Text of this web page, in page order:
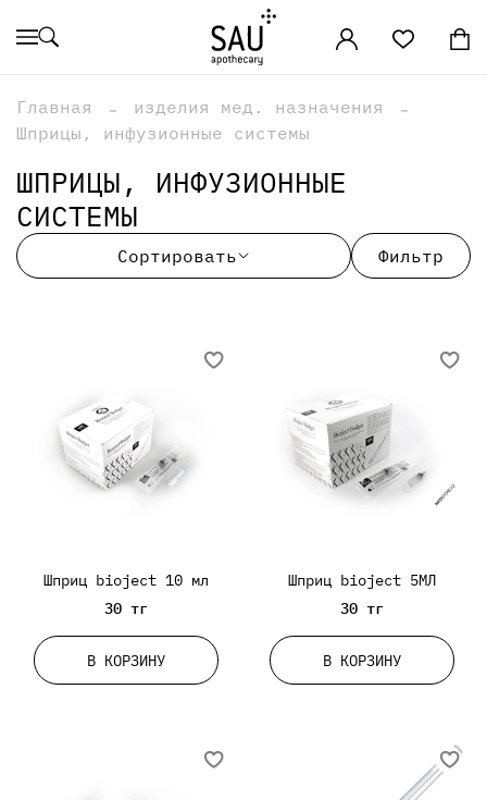
Главная
изделия мед. назначения
Шприцы, инфузионные системы
ШПРИЦЫ, ИНФУЗИОННЫЕ
СИСТЕМЫ
Сортировать Фильтр
Шприц bioject 10 мл
30 тг
В КОРЗИНУ
Шприц bioject 5МЛ
30 тг
В КОРЗИНУ